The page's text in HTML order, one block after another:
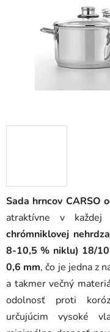
Sada hrncov CARSO
atraktívne v
chrómniklovej
8-10,5 % niklu) 18/
0,6 mm, čo je jedna z
a takmer večný
odolnosť proti
určujúcim vysoké